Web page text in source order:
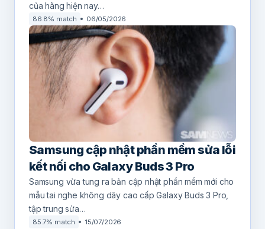
của hãng hiện nay…
86.8% match 06/05/2026
Samsung cập nhật phần mềm sửa lỗi
kết nối cho Galaxy Buds 3 Pro
Samsung vừa tung ra bản cập nhật phần mềm mới cho
mẫu tai nghe không dây cao cấp Galaxy Buds 3 Pro,
tập trung sửa…
85.7% match 15/07/2026